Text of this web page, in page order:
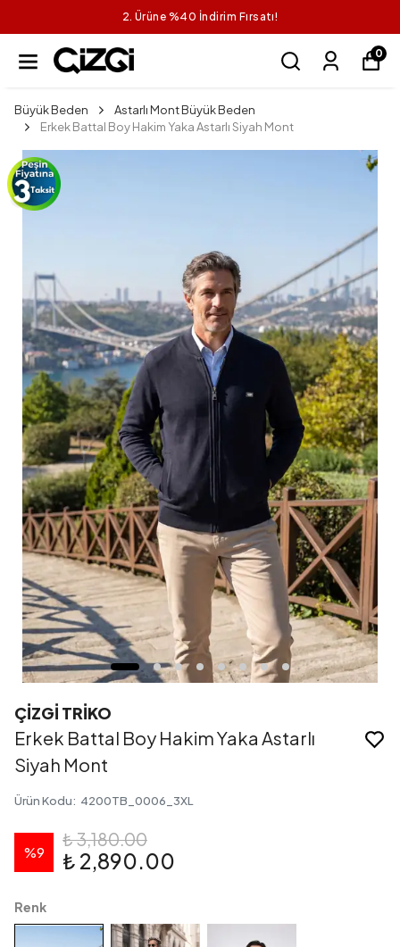
2. Ürüne %40 İndirim Fırsatı!
0
Büyük Beden
Astarlı Mont Büyük Beden
Erkek Battal Boy Hakim Yaka Astarlı Siyah Mont
ÇİZGİ TRİKO
Erkek Battal Boy Hakim Yaka Astarlı
Siyah Mont
Ürün Kodu: 4200TB_0006_3XL
%9
₺ 3,180.00
₺ 2,890.00
Renk